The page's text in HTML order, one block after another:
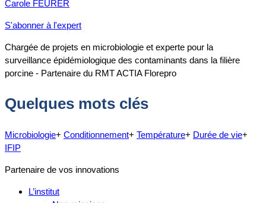
Carole FEURER
S'abonner à l'expert
Chargée de projets en microbiologie et experte pour la
surveillance épidémiologique des contaminants dans la filière
porcine - Partenaire du RMT ACTIA Florepro
Quelques mots clés
Microbiologie+ Conditionnement+ Température+ Durée de vie+
IFIP
Partenaire de vos innovations
L’institut